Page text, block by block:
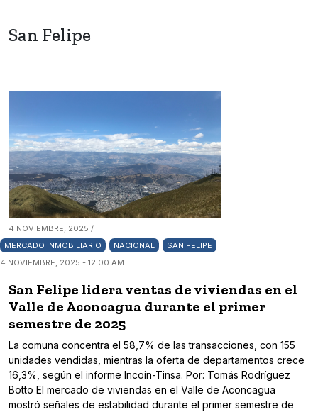
San Felipe
4 NOVIEMBRE, 2025 /
MERCADO INMOBILIARIO
NACIONAL
SAN FELIPE
4 NOVIEMBRE, 2025 - 12:00 AM
San Felipe lidera ventas de viviendas en el
Valle de Aconcagua durante el primer
semestre de 2025
La comuna concentra el 58,7% de las transacciones, con 155
unidades vendidas, mientras la oferta de departamentos crece
16,3%, según el informe Incoin-Tinsa. Por: Tomás Rodríguez
Botto El mercado de viviendas en el Valle de Aconcagua
mostró señales de estabilidad durante el primer semestre de